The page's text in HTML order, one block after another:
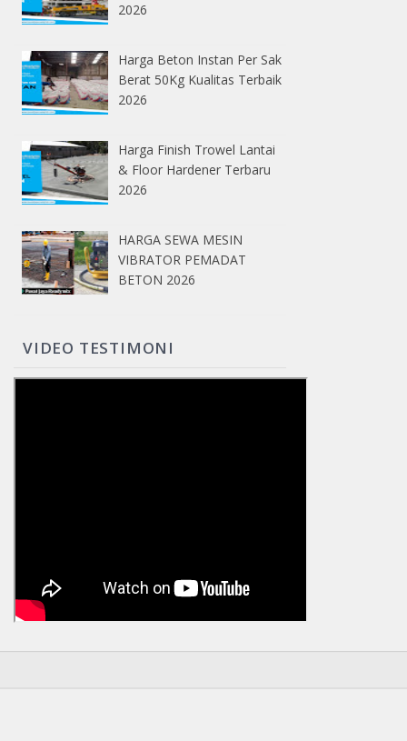
2026
Harga Beton Instan Per Sak
Berat 50Kg Kualitas Terbaik
2026
Harga Finish Trowel Lantai
& Floor Hardener Terbaru
2026
HARGA SEWA MESIN
VIBRATOR PEMADAT
BETON 2026
VIDEO TESTIMONI